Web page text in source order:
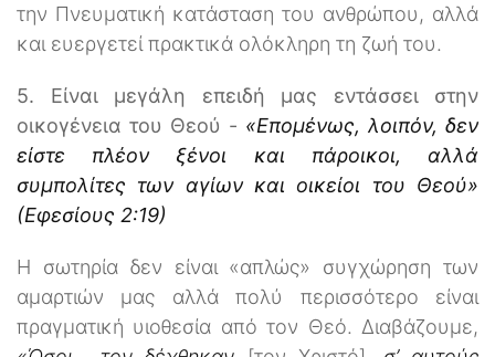
την Πνευματική κατάσταση του ανθρώπου, αλλά
και ευεργετεί πρακτικά ολόκληρη τη ζωή του.
5. Είναι μεγάλη επειδή μας εντάσσει στην
οικογένεια του Θεού - «Επομένως, λοιπόν, δεν
είστε πλέον ξένοι και πάροικοι, αλλά
συμπολίτες των αγίων και οικείοι του Θεού»
(Εφεσίους 2:19)
Η σωτηρία δεν είναι «απλώς» συγχώρηση των
αμαρτιών μας αλλά πολύ περισσότερο είναι
πραγματική υιοθεσία από τον Θεό. Διαβάζουμε,